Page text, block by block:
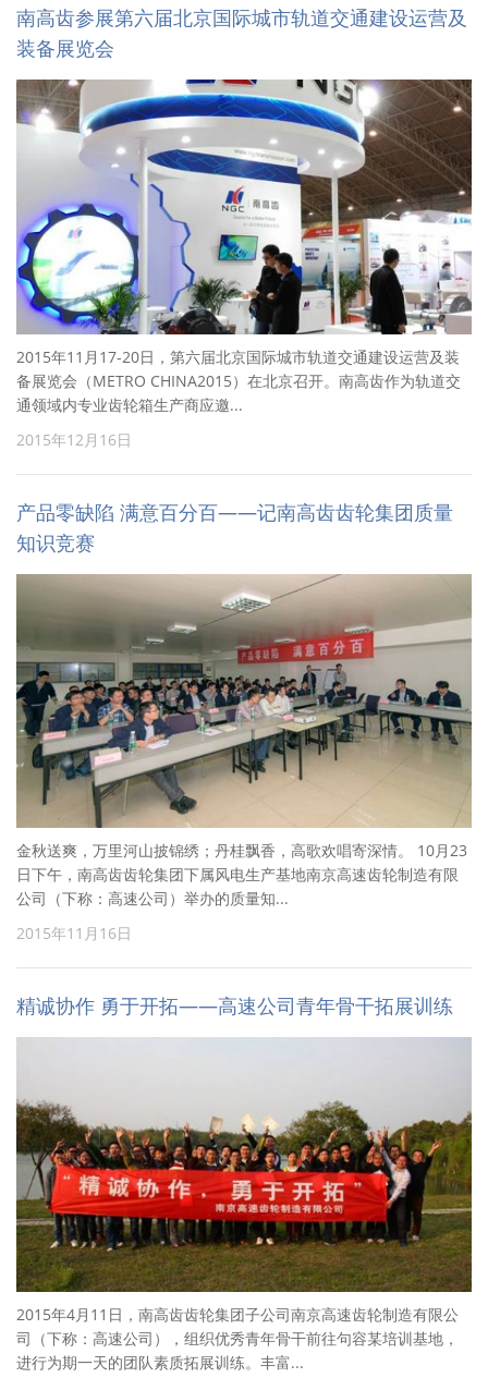
南高齿参展第六届北京国际城市轨道交通建设运营及
装备展览会
2015年11月17-20日，第六届北京国际城市轨道交通建设运营及装
备展览会（METRO CHINA2015）在北京召开。南高齿作为轨道交
通领域内专业齿轮箱生产商应邀...
2015年12月16日
产品零缺陷 满意百分百——记南高齿齿轮集团质量
知识竞赛
金秋送爽，万里河山披锦绣；丹桂飘香，高歌欢唱寄深情。 10月23
日下午，南高齿齿轮集团下属风电生产基地南京高速齿轮制造有限
公司（下称：高速公司）举办的质量知...
2015年11月16日
精诚协作 勇于开拓——高速公司青年骨干拓展训练
2015年4月11日，南高齿齿轮集团子公司南京高速齿轮制造有限公
司（下称：高速公司），组织优秀青年骨干前往句容某培训基地，
进行为期一天的团队素质拓展训练。丰富...